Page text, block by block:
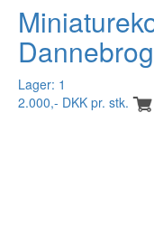
Lager: 1
2.000,- DKK pr. stk.